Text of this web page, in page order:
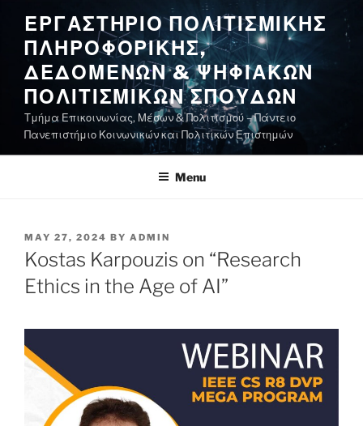
content
ΕΡΓΑΣΤΗΡΙΟ ΠΟΛΙΤΙΣΜΙΚΗΣ
ΠΛΗΡΟΦΟΡΙΚΗΣ,
ΔΕΔΟΜΕΝΩΝ & ΨΗΦΙΑΚΩΝ
ΠΟΛΙΤΙΣΜΙΚΩΝ ΣΠΟΥΔΩΝ
Τμήμα Επικοινωνίας, Μέσων & Πολιτισμού – Πάντειο
Πανεπιστήμιο Κοινωνικών και Πολιτικών Επιστημών
Menu
POSTED
ON
MAY 27, 2024 BY ADMIN
Kostas Karpouzis on “Research
Ethics in the Age of AI”